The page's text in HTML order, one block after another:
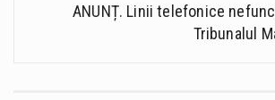
ANUNȚ. Linii telefonice
Tribunalul